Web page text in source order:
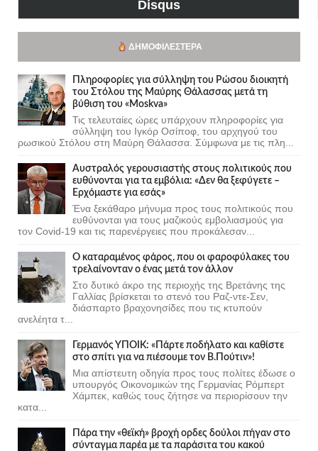
Disqus
ΔΗΜΟΦΙΛΈΣΤΕΡΑ
Πληροφορίες για σύλληψη του Ρώσου διοικητή
του Στόλου της Mαύρης Θάλασσας μετά τη
βύθιση του «Moskva»
Τις τελευταίες ώρες υπάρχουν πληροφορίες για
σύλληψη του Ιγκόρ Οσίποφ, του αρχηγού του
ρωσικού Στόλου στη Μαύρη Θάλασσα. Σύμφωνα με τις πλη...
Αυστραλός γερουσιαστής στους πολιτικούς που
ευθύνονται για τα εμβόλια: «Δεν θα ξεφύγετε –
Ερχόμαστε για εσάς»
Ένα ξεκάθαρο μήνυμα προς τους πολιτικούς που
ευθύνονται για τους μαζικούς εμβολιασμούς για
τον Covid-19 και τις παρενέργειες που προκάλεσαν...
Ο καταραμένος φάρος, που οι φαροφύλακες του
τρελαίνονταν ο ένας μετά τον άλλον
Στο δυτικό άκρο της περιοχής της Βρετάνης της
Γαλλίας βρίσκεται το στενό του Ραζ-ντε-Σεν,
διάσπαρτο βραχονησίδες που τις κτυπούν
ανελέητα τ...
Γερμανός ΥΠΟΙΚ: «Πάρτε ποδήλατο και καθίστε
στο σπίτι για να πιέσουμε τον Β.Πούτιν»!
Μια απίστευτη οδηγία προς τους πολίτες έδωσε ο
υπουργός Οικονομικών της Γερμανίας Ρόμπερτ
Χάμπεκ, καθώς τους ζήτησε να περιορίσουν την
κατα...
Πάρα την «θεϊκή» βροχή ορδες δούλοι πήγαν στο
σύνταγμα παρέα με τα παράσιτα του κακού